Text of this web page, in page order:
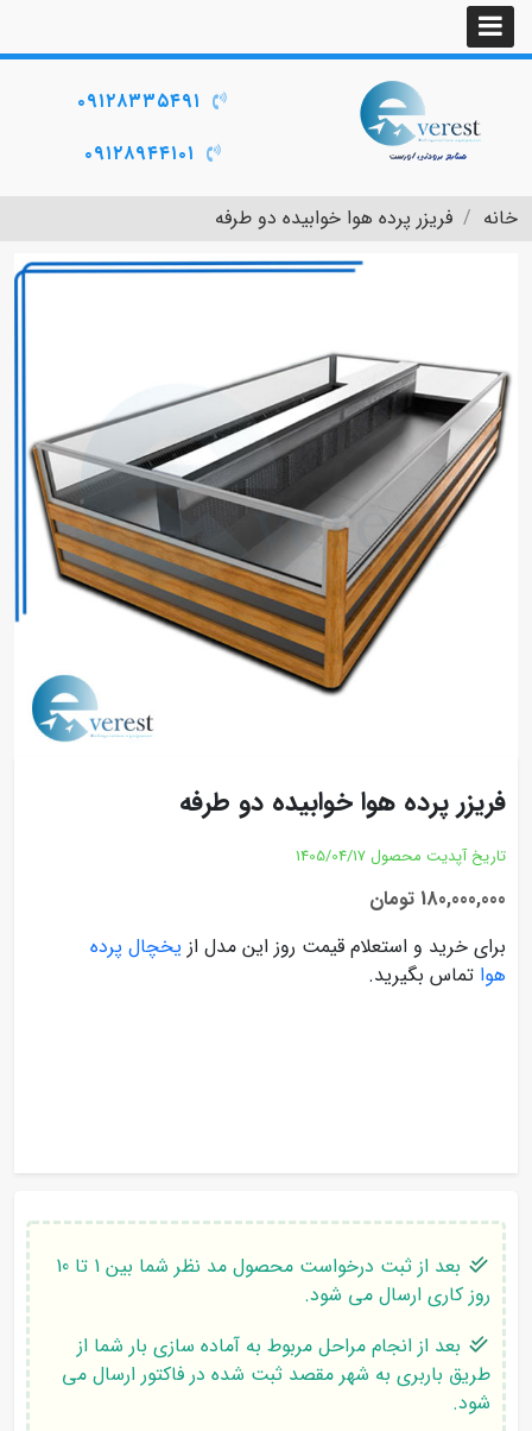
۰۹۱۲۸۳۳۵۴۹۱
۰۹۱۲۸۹۴۴۱۰۱
خانه فریزر پرده هوا خوابیده دو طرفه
فریزر پرده هوا خوابیده دو طرفه
تاریخ آپدیت محصول 1405/04/17
180,000,000 تومان
برای خرید و استعلام قیمت روز این مدل از یخچال پرده
هوا تماس بگیرید.
بعد از ثبت درخواست محصول مد نظر شما بین 1 تا 10
روز کاری ارسال می شود.
بعد از انجام مراحل مربوط به آماده سازی بار شما از
طریق باربری به شهر مقصد ثبت شده در فاکتور ارسال می
شود.